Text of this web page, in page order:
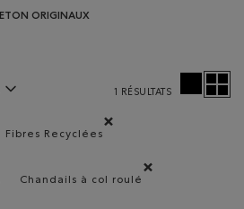
ORIGINAUX
selon Coupes : m
LE FILTRE CLASSÉ SELON COULEUR
Fibres Recyclées
Chandails à col roulé
1 RÉSULTATS